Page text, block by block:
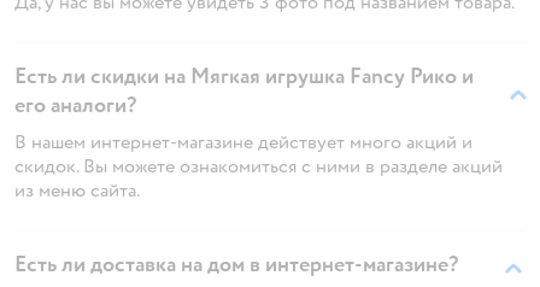
Есть ли скидки на Мягкая игрушка Fancy Рико и
его аналоги?
В нашем интернет-магазине действует много акций и
скидок. Вы можете ознакомиться с ними в разделе акций
из меню сайта.
Есть ли доставка на дом в интернет-магазине?